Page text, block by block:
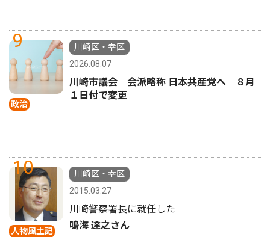
9
政治
川崎区・幸区
2026.08.07
川崎市議会 会派略称 日本共産党へ ８月
１日付で変更
10
人物風土記
川崎区・幸区
2015.03.27
川崎警察署長に就任した
鳴海 達之さん